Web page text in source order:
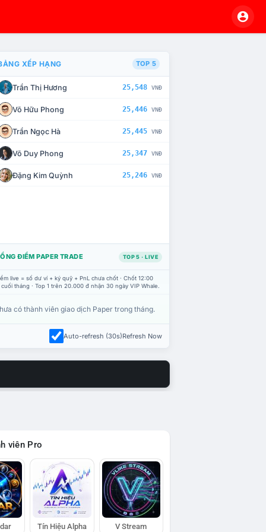
CHẾ TÀI XỬ LÝ VI PHẠM
XẾP HẠNG TOP 5
Trần Thị Hương 25,548 VNĐ
Võ Hữu Phong 25,446 VNĐ
Trần Ngọc Hà 25,445 VNĐ
Võ Duy Phong 25,347 VNĐ
Đặng Kim Quỳnh 25,246 VNĐ
ĐIỂM PAPER TRADE TOP 5 · LIVE
live = số dư ví + ký quỹ + PnL chưa chốt · Chốt 12:00
tháng · Top 1 trên 20.000 đ nhận 30 ngày VIP Whale.
có thành viên giao dịch Paper trong tháng.
Auto-refresh (30s)Refresh Now
viên Pro
Tín Hiệu Alpha V Stream